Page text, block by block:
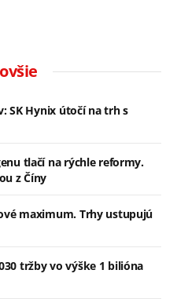
SK Hynix útočí na trh s
tlačí na rýchle reformy.
z Číny
maximum. Trhy ustupujú
tržby vo výške 1 bilióna